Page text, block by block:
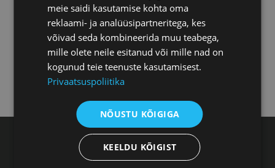
Pärnu esindus
Jõhvi esindus
Kuressaare esindus
Eesti Kaubandus-Tööstuskoda, Toom-Kooli 17,
10130 Tallinn
meie saidi kasutamise kohta oma
reklaami- ja analüüsipartneritega, kes
võivad seda kombineerida muu teabega,
mille olete neile esitanud või mille nad on
kogunud teie teenuste kasutamisest.
Privaatsuspoliitika
NÕUSTU KÕIGIGA
KEELDU KÕIGIST